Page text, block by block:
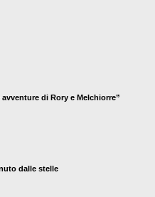
di Rory e Melchiorre”
dalle stelle